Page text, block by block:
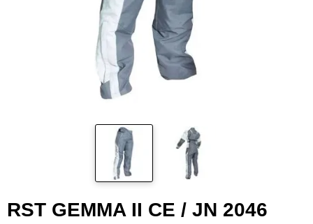
RST GEMMA II CE / JN 2046